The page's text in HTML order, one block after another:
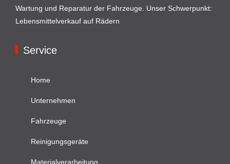
Wartung und Reparatur der Fahrzeuge. Unser Schwerpunkt:
Lebensmittelverkauf auf Rädern
Service
Home
Unternehmen
Fahrzeuge
Reinigungsgeräte
Materialverarbeitung